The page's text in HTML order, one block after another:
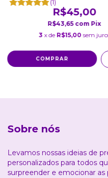
(1)
R$45,00
R$43,65 com Pix
3 x de R$15,00 sem
Sobre nós
Levamos nossas ideias de
personalizados para todos
surpreender e emocionar as